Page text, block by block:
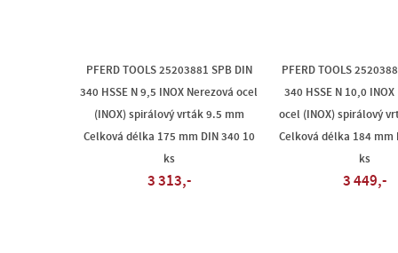
PFERD TOOLS 25203881 SPB DIN
340 HSSE N 9,5 INOX Nerezová ocel
(INOX) spirálový vrták 9.5 mm
Celková délka 175 mm DIN 340 10
ks
3 313,-
PFERD TOOLS
340 HSSE N 10,0
ocel (INOX) spirálový
Celková délka 184 mm
ks
3 449,-